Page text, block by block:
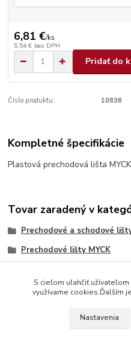
6,81 €/ks
5,54 € bez DPH
Pridať do
Číslo produktu: 10836
Kompletné špecifikácie
Plastová prechodová lišta MYCK
Tovar zaradený v
Prechodové a schodové
Prechodové lišty MYCK
S cieľom uľahčiť
využívame cookies.Ďalším
Nastavenia